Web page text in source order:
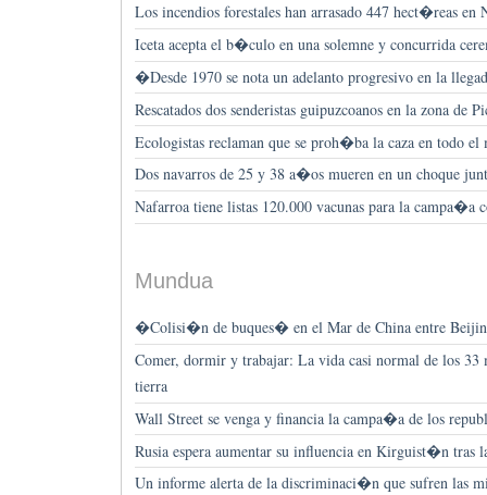
Los incendios forestales han arrasado 447 hect�reas en
Iceta acepta el b�culo en una solemne y concurrida
�Desde 1970 se nota un adelanto progresivo en la
Rescatados dos senderistas guipuzcoanos en la zona de
Ecologistas reclaman que se proh�ba la caza en todo el
Dos navarros de 25 y 38 a�os mueren en un choque
Nafarroa tiene listas 120.000 vacunas para la campa�a
Mundua
�Colisi�n de buques� en el Mar de China entre
Comer, dormir y trabajar: La vida casi normal de los 33
tierra
Wall Street se venga y financia la campa�a de los
Rusia espera aumentar su influencia en Kirguist�n tras
Un informe alerta de la discriminaci�n que sufren las